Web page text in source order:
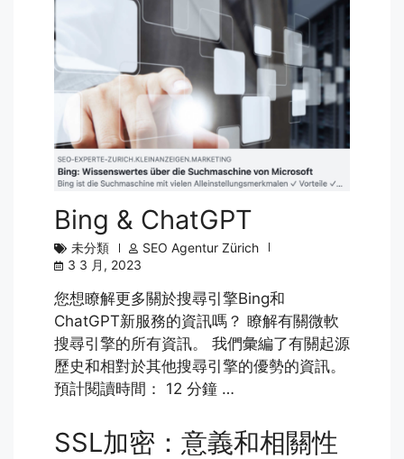
Bing & ChatGPT
未分類
SEO Agentur Zürich
3 3 月, 2023
您想瞭解更多關於搜尋引擎Bing和
ChatGPT新服務的資訊嗎？ 瞭解有關微軟
搜尋引擎的所有資訊。 我們彙編了有關起源
歷史和相對於其他搜尋引擎的優勢的資訊。
預計閱讀時間： 12 分鐘 …
SSL加密：意義和相關性